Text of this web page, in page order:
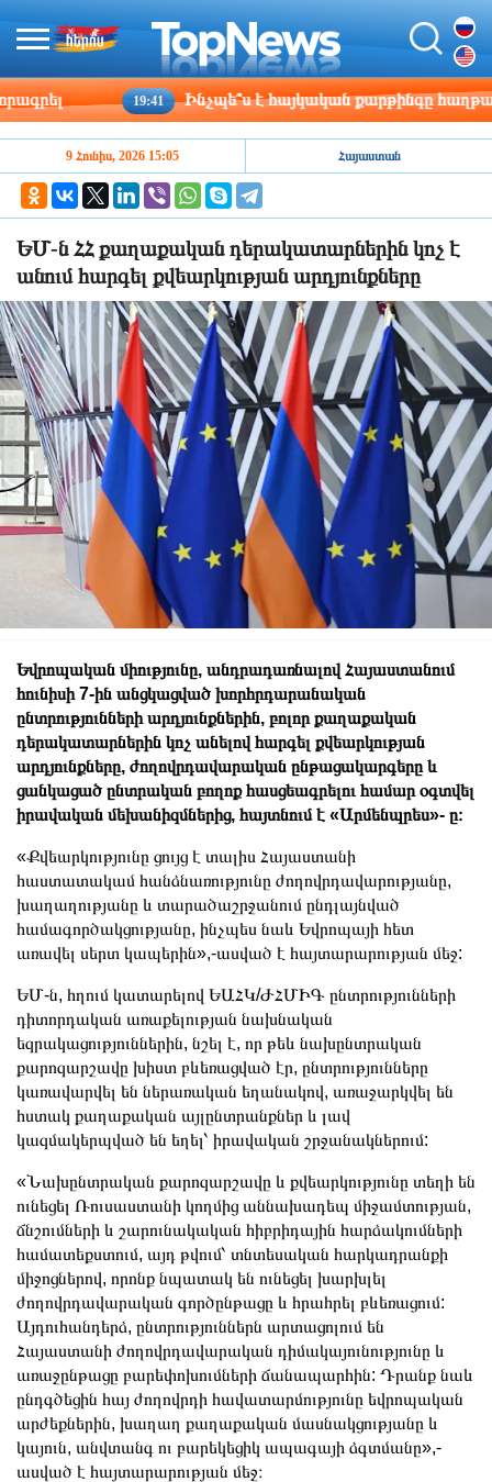
19:41 Ինչպե՞ս է հայկական քարթինգը
9 Հունիս, 2026 15:05 Հայաստան
ԵՄ-ն ՀՀ քաղաքական դերակատարներին կոչ է
անում հարգել քվեարկության արդյունքները
Եվրոպական միությունը, անդրադառնալով Հայաստանում
հունիսի 7-ին անցկացված խորհրդարանական
ընտրությունների արդյունքներին, բոլոր քաղաքական
դերակատարներին կոչ անելով հարգել քվեարկության
արդյունքները, ժողովրդավարական ընթացակարգերը և
ցանկացած ընտրական բողոք հասցեագրելու համար օգտվել
իրավական մեխանիզմներից, հայտնում է «Արմենպրես»- ը։
«Քվեարկությունը ցույց է տալիս Հայաստանի
հաստատակամ հանձնառությունը ժողովրդավարությանը,
խաղաղությանը և տարածաշրջանում ընդլայնված
համագործակցությանը, ինչպես նաև Եվրոպայի հետ
առավել սերտ կապերին»,-ասված է հայտարարության մեջ:
ԵՄ-ն, հղում կատարելով ԵԱՀԿ/ԺՀՄԻԳ ընտրությունների
դիտորդական առաքելության նախնական
եզրակացություններին, նշել է, որ թեև նախընտրական
քարոզարշավը խիստ բևեռացված էր, ընտրությունները
կառավարվել են ներառական եղանակով, առաջարկվել են
հստակ քաղաքական այլընտրանքներ և լավ
կազմակերպված են եղել՝ իրավական շրջանակներում:
«Նախընտրական քարոզարշավը և քվեարկությունը տեղի են
ունեցել Ռուսաստանի կողմից աննախադեպ միջամտության,
ճնշումների և շարունակական հիբրիդային հարձակումների
համատեքստում, այդ թվում՝ տնտեսական հարկադրանքի
միջոցներով, որոնք նպատակ են ունեցել խարխլել
ժողովրդավարական գործընթացը և հրահրել բևեռացում:
Այդուհանդերձ, ընտրություններն արտացոլում են
Հայաստանի ժողովրդավարական դիմակայունությունը և
առաջընթացը բարեփոխումների ճանապարհին: Դրանք նաև
ընդգծեցին հայ ժողովրդի հավատարմությունը եվրոպական
արժեքներին, խաղաղ քաղաքական մասնակցությանը և
կայուն, անվտանգ ու բարեկեցիկ ապագայի ձգտմանը»,-
ասված է հայտարարության մեջ։